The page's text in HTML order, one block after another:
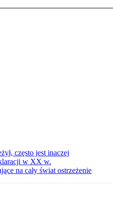
często jest inaczej
w XX w.
na cały świat ostrzeżenie